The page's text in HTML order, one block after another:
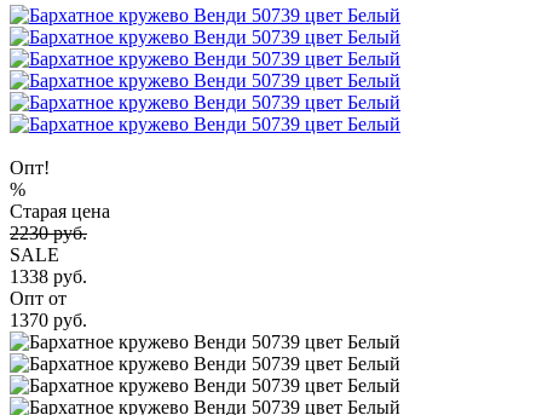
Опт!
%
Старая цена
2230 руб.
SALE
1338 руб.
Опт от
1370 руб.